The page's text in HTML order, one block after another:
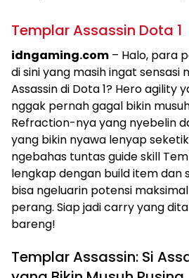
Templar Assassin Dota 1
idngaming.com – Halo, para
di sini yang masih ingat sensasi
Assassin di Dota 1? Hero agility
nggak pernah gagal bikin
Refraction-nya yang nyebelin
yang bikin nyawa lenyap
ngebahas tuntas guide skill
lengkap dengan build item dan
bisa ngeluarin potensi
perang. Siap jadi carry yang
bareng!
Templar Assassin: Si